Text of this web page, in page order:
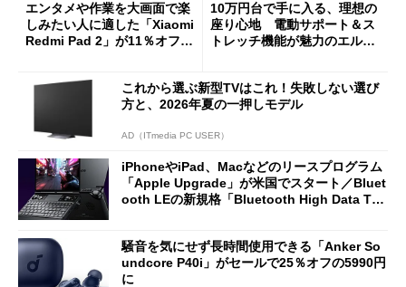
エンタメや作業を大画面で楽
しみたい人に適した「Xiaomi
Redmi Pad 2」が11％オフの
10万円台で手に入る、理想の
座り心地 電動サポート＆ス
トレッチ機能が魅力のエルゴ
これから選ぶ新型TVはこれ！失敗しない選び
方と、2026年夏の一押しモデル
AD（ITmedia PC USER）
iPhoneやiPad、Macなどのリースプログラム
「Apple Upgrade」が米国でスタート／Bluet
ooth LEの新規格「Bluetooth High Data Thr
騒音を気にせず長時間使用できる「Anker So
undcore P40i」がセールで25％オフの5990円
に